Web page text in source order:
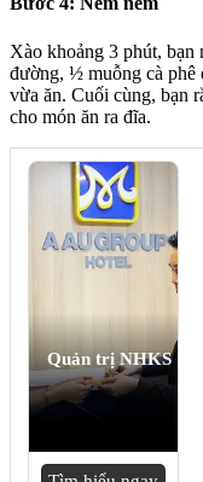
Xào khoảng 3 phút, bạn
đường, ½ muỗng cà phê
vừa ăn. Cuối cùng, bạn
cho món ăn ra đĩa.
Quản trị NHKS